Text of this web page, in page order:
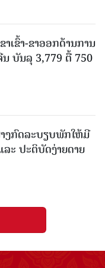
າເຂົ້າ-ຂາອອກດ້ານການ
ບັນລຸ 3,779 ຕື້ 750
ງກົດລະບຽບພັກໃຫ້ມີ
ະ ປະຕິບັດງ່າຍດາຍ